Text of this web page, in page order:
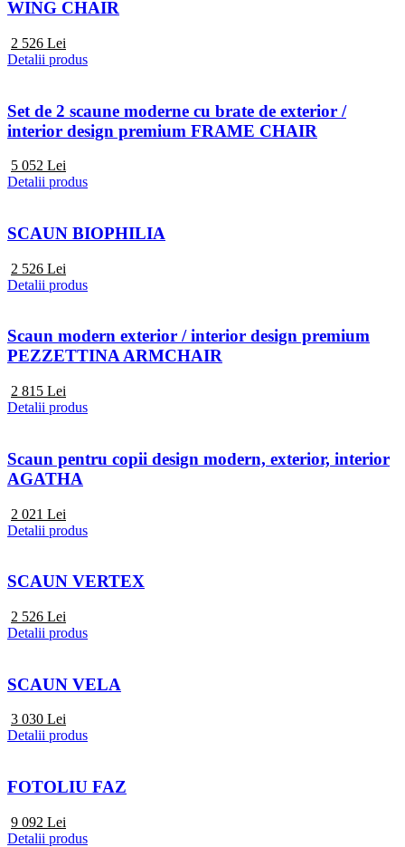
WING CHAIR
2 526 Lei
Detalii produs
Set de 2 scaune moderne cu brate de exterior /
interior design premium FRAME CHAIR
5 052 Lei
Detalii produs
SCAUN BIOPHILIA
2 526 Lei
Detalii produs
Scaun modern exterior / interior design premium
PEZZETTINA ARMCHAIR
2 815 Lei
Detalii produs
Scaun pentru copii design modern, exterior, interior
AGATHA
2 021 Lei
Detalii produs
SCAUN VERTEX
2 526 Lei
Detalii produs
SCAUN VELA
3 030 Lei
Detalii produs
FOTOLIU FAZ
9 092 Lei
Detalii produs